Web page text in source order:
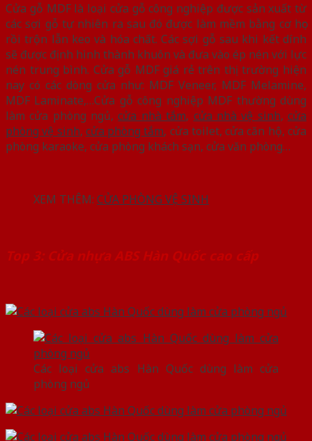
Cửa gỗ MDF là loại cửa gỗ công nghiệp được sản xuất từ
các sợi gỗ tự nhiên ra sau đó được làm mềm bằng cơ học
rồi trộn lẫn keo và hóa chất. Các sợi gỗ sau khi kết dính
sẽ được định hình thành khuôn và đưa vào ép nén với lực
nén trung bình. Cửa gỗ MDF giá rẻ trên thị trường hiện
nay có các dòng cửa như: MDF Veneer, MDF Melamine,
MDF Laminate,…Cửa gỗ công nghiệp MDF thường dùng
làm cửa phòng ngủ,cửa nhà tắm, cửa nhà vệ sinh,cửa
phòng vệ sinh, cửa phòng tắm, cửa toilet, cửa căn hộ, cửa
phòng karaoke, cửa phòng khách sạn, cửa văn phòng…
XEM THÊM: CỬA PHÒNG VỆ SINH
Top 3: Cửa nhựa ABS Hàn Quốc cao cấp
Các loại cửa abs Hàn Quốc dùng làm cửa
phòng ngủ